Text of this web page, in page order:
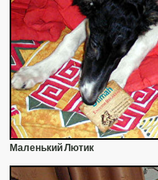
Маленький Лютик